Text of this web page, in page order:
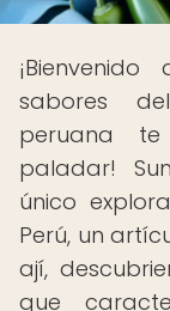
¡Bienvenido
sabores
peruana
paladar!
único
Perú, un
ají,
que